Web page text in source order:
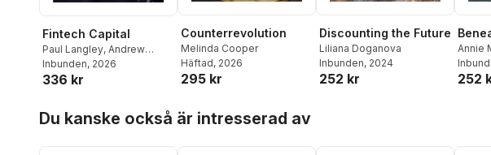
Fintech Capital
Paul Langley, Andrew
Leyshon
Inbunden, 2026
336 kr
Counterrevolution
Melinda Cooper
Häftad, 2026
295 kr
Discounting the Future
Liliana Doganova
Inbunden, 2024
252 kr
Annie
252
Du kanske också är intresserad av